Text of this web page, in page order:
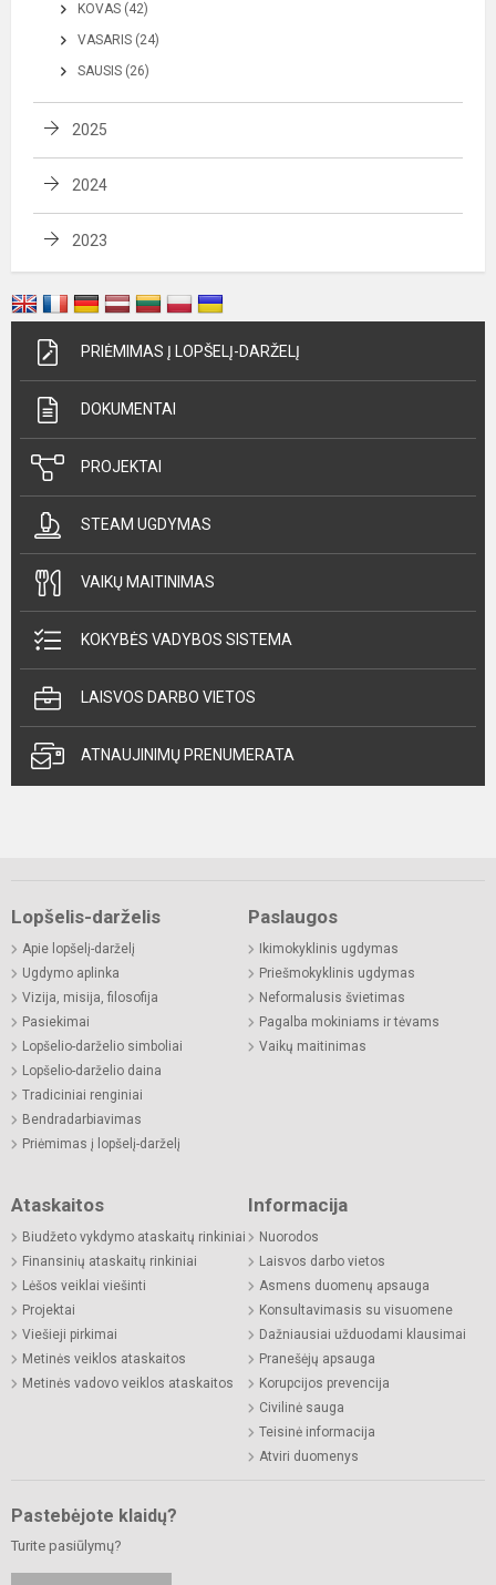
KOVAS (42)
VASARIS (24)
SAUSIS (26)
2025
2024
2023
PRIĖMIMAS Į LOPŠELĮ-DARŽELĮ
DOKUMENTAI
PROJEKTAI
STEAM UGDYMAS
VAIKŲ MAITINIMAS
KOKYBĖS VADYBOS SISTEMA
LAISVOS DARBO VIETOS
ATNAUJINIMŲ PRENUMERATA
Lopšelis-darželis
Apie lopšelį-darželį
Ugdymo aplinka
Vizija, misija, filosofija
Pasiekimai
Lopšelio-darželio simboliai
Lopšelio-darželio daina
Tradiciniai renginiai
Bendradarbiavimas
Priėmimas į lopšelį-darželį
Paslaugos
Ikimokyklinis ugdymas
Priešmokyklinis ugdymas
Neformalusis švietimas
Pagalba mokiniams ir tėvams
Vaikų maitinimas
Ataskaitos
Biudžeto vykdymo ataskaitų rinkiniai
Finansinių ataskaitų rinkiniai
Lėšos veiklai viešinti
Projektai
Viešieji pirkimai
Metinės veiklos ataskaitos
Metinės vadovo veiklos ataskaitos
Informacija
Nuorodos
Laisvos darbo vietos
Asmens duomenų apsauga
Konsultavimasis su visuomene
Dažniausiai užduodami klausimai
Pranešėjų apsauga
Korupcijos prevencija
Civilinė sauga
Teisinė informacija
Atviri duomenys
Pastebėjote klaidų?
Turite pasiūlymų?